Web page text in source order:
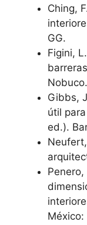
Ching,
GG.
Figini,
Nobuco.
Gibbs,
útil
ed.).
México: